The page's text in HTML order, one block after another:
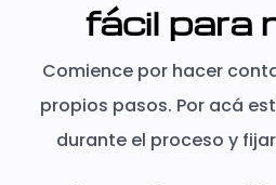
fácil para
Comience por hacer
propios pasos. Por acá
durante el proceso y